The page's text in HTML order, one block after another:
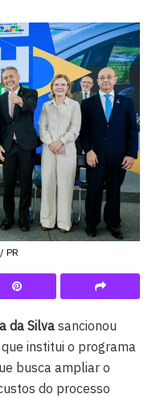
PR
da Silvasancionou
institui o programa
busca ampliar o
do processo